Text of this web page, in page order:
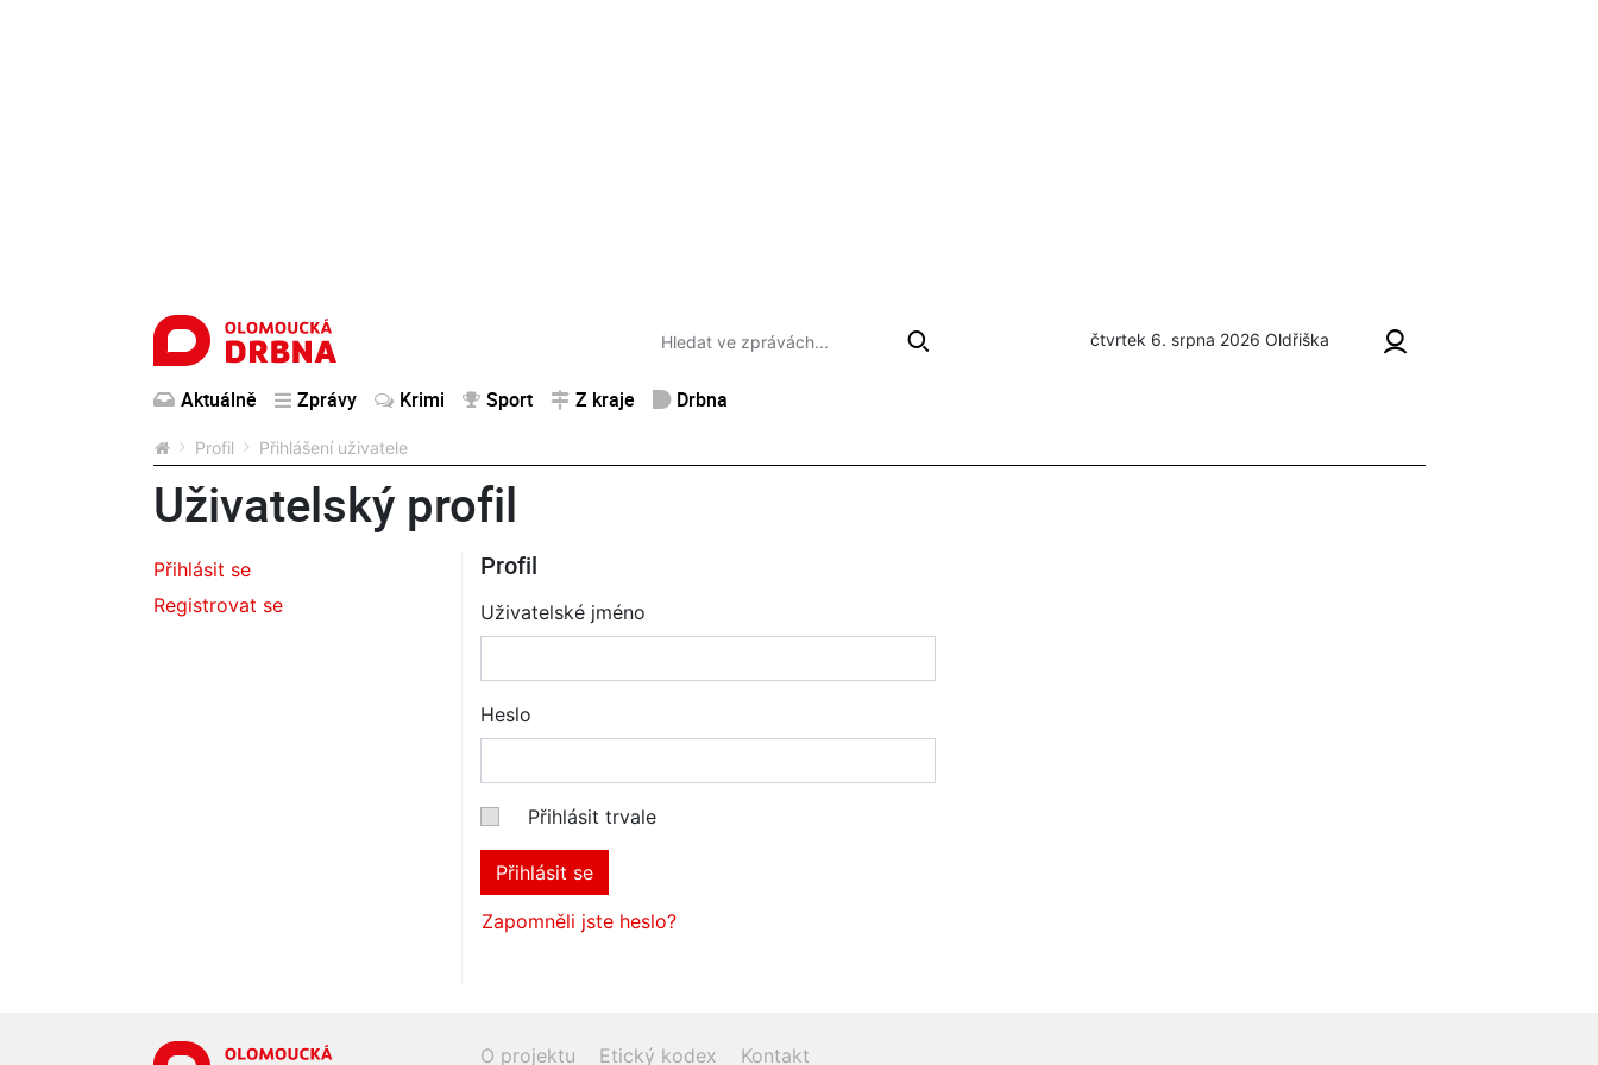
čtvrtek 6. srpna 2026 Oldřiška
Aktuálně Zprávy Krimi Sport Z kraje Drbna
Profil Přihlášení uživatele
Uživatelský profil
Přihlásit se
Registrovat se
Profil
Uživatelské jméno
Heslo
Přihlásit trvale
Přihlásit se
Zapomněli jste heslo?
O projektu Etický kodex Kontakt